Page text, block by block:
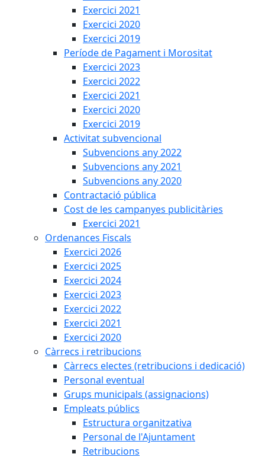
Exercici 2021
Exercici 2020
Exercici 2019
Període de Pagament i Morositat
Exercici 2023
Exercici 2022
Exercici 2021
Exercici 2020
Exercici 2019
Activitat subvencional
Subvencions any 2022
Subvencions any 2021
Subvencions any 2020
Contractació pública
Cost de les campanyes publicitàries
Exercici 2021
Ordenances Fiscals
Exercici 2026
Exercici 2025
Exercici 2024
Exercici 2023
Exercici 2022
Exercici 2021
Exercici 2020
Càrrecs i retribucions
Càrrecs electes (retribucions i dedicació)
Personal eventual
Grups municipals (assignacions)
Empleats públics
Estructura organitzativa
Personal de l'Ajuntament
Retribucions